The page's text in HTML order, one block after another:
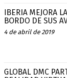
IBERIA MEJORA
BORDO DE SUS
4 de abril de 2019
GLOBAL DMC